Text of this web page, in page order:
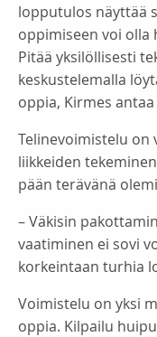
lopputulos näyttää
oppimiseen voi olla
Pitää yksilöllisesti
keskustelemalla
oppia, Kirmes
Telinevoimistelu on
liikkeiden
pään terävänä
– Väkisin
vaatiminen ei sovi
korkeintaan turhia
Voimistelu on yksi
oppia. Kilpailu